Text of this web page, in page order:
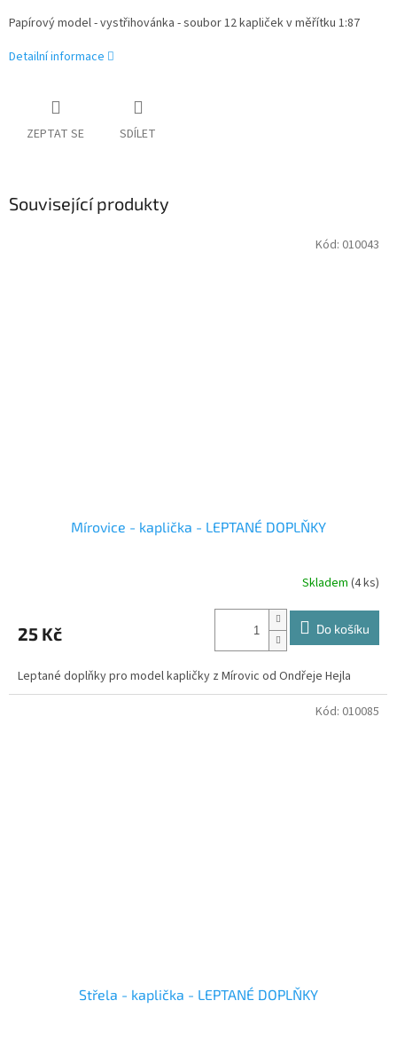
Papírový model - vystřihovánka - soubor 12 kapliček v měřítku 1:87
Detailní informace
ZEPTAT SE SDÍLET
Související produkty
Mírovice - kaplička - LEPTANÉ DOPLŇKY
Skladem (4 ks)
25 Kč Do košíku
Leptané doplňky pro model kapličky z Mírovic od Ondřeje Hejla
Kód: 010043
Střela - kaplička - LEPTANÉ DOPLŇKY
Kód: 010085